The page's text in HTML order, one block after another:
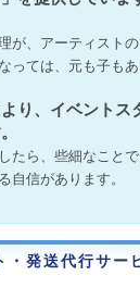
が、アーティスト
っては、元も子もあ
り、イベントス
たら、些細なこと
自信があります。
・発送代行サー